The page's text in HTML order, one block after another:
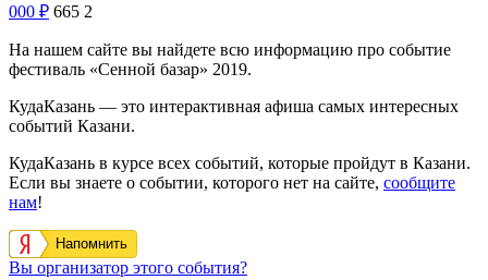
000 ₽ 665 2
На нашем сайте вы найдете всю информацию про событие
фестиваль «Сенной базар» 2019.
КудаКазань — это интерактивная афиша самых интересных
событий Казани.
КудаКазань в курсе всех событий, которые пройдут в Казани.
Если вы знаете о событии, которого нет на сайте, сообщите
нам!
Напомнить
Вы организатор этого события?